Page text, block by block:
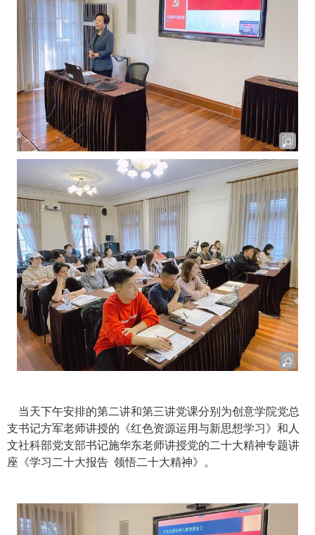
当天下午安排的第二讲和第三讲党课分别为创意学院党总
支书记方军老师讲授的《红色资源运用与新思想学习》和人
文社科部党支部书记施华东老师讲授党的二十大精神专题讲
座《学习二十大报告 领悟二十大精神》。